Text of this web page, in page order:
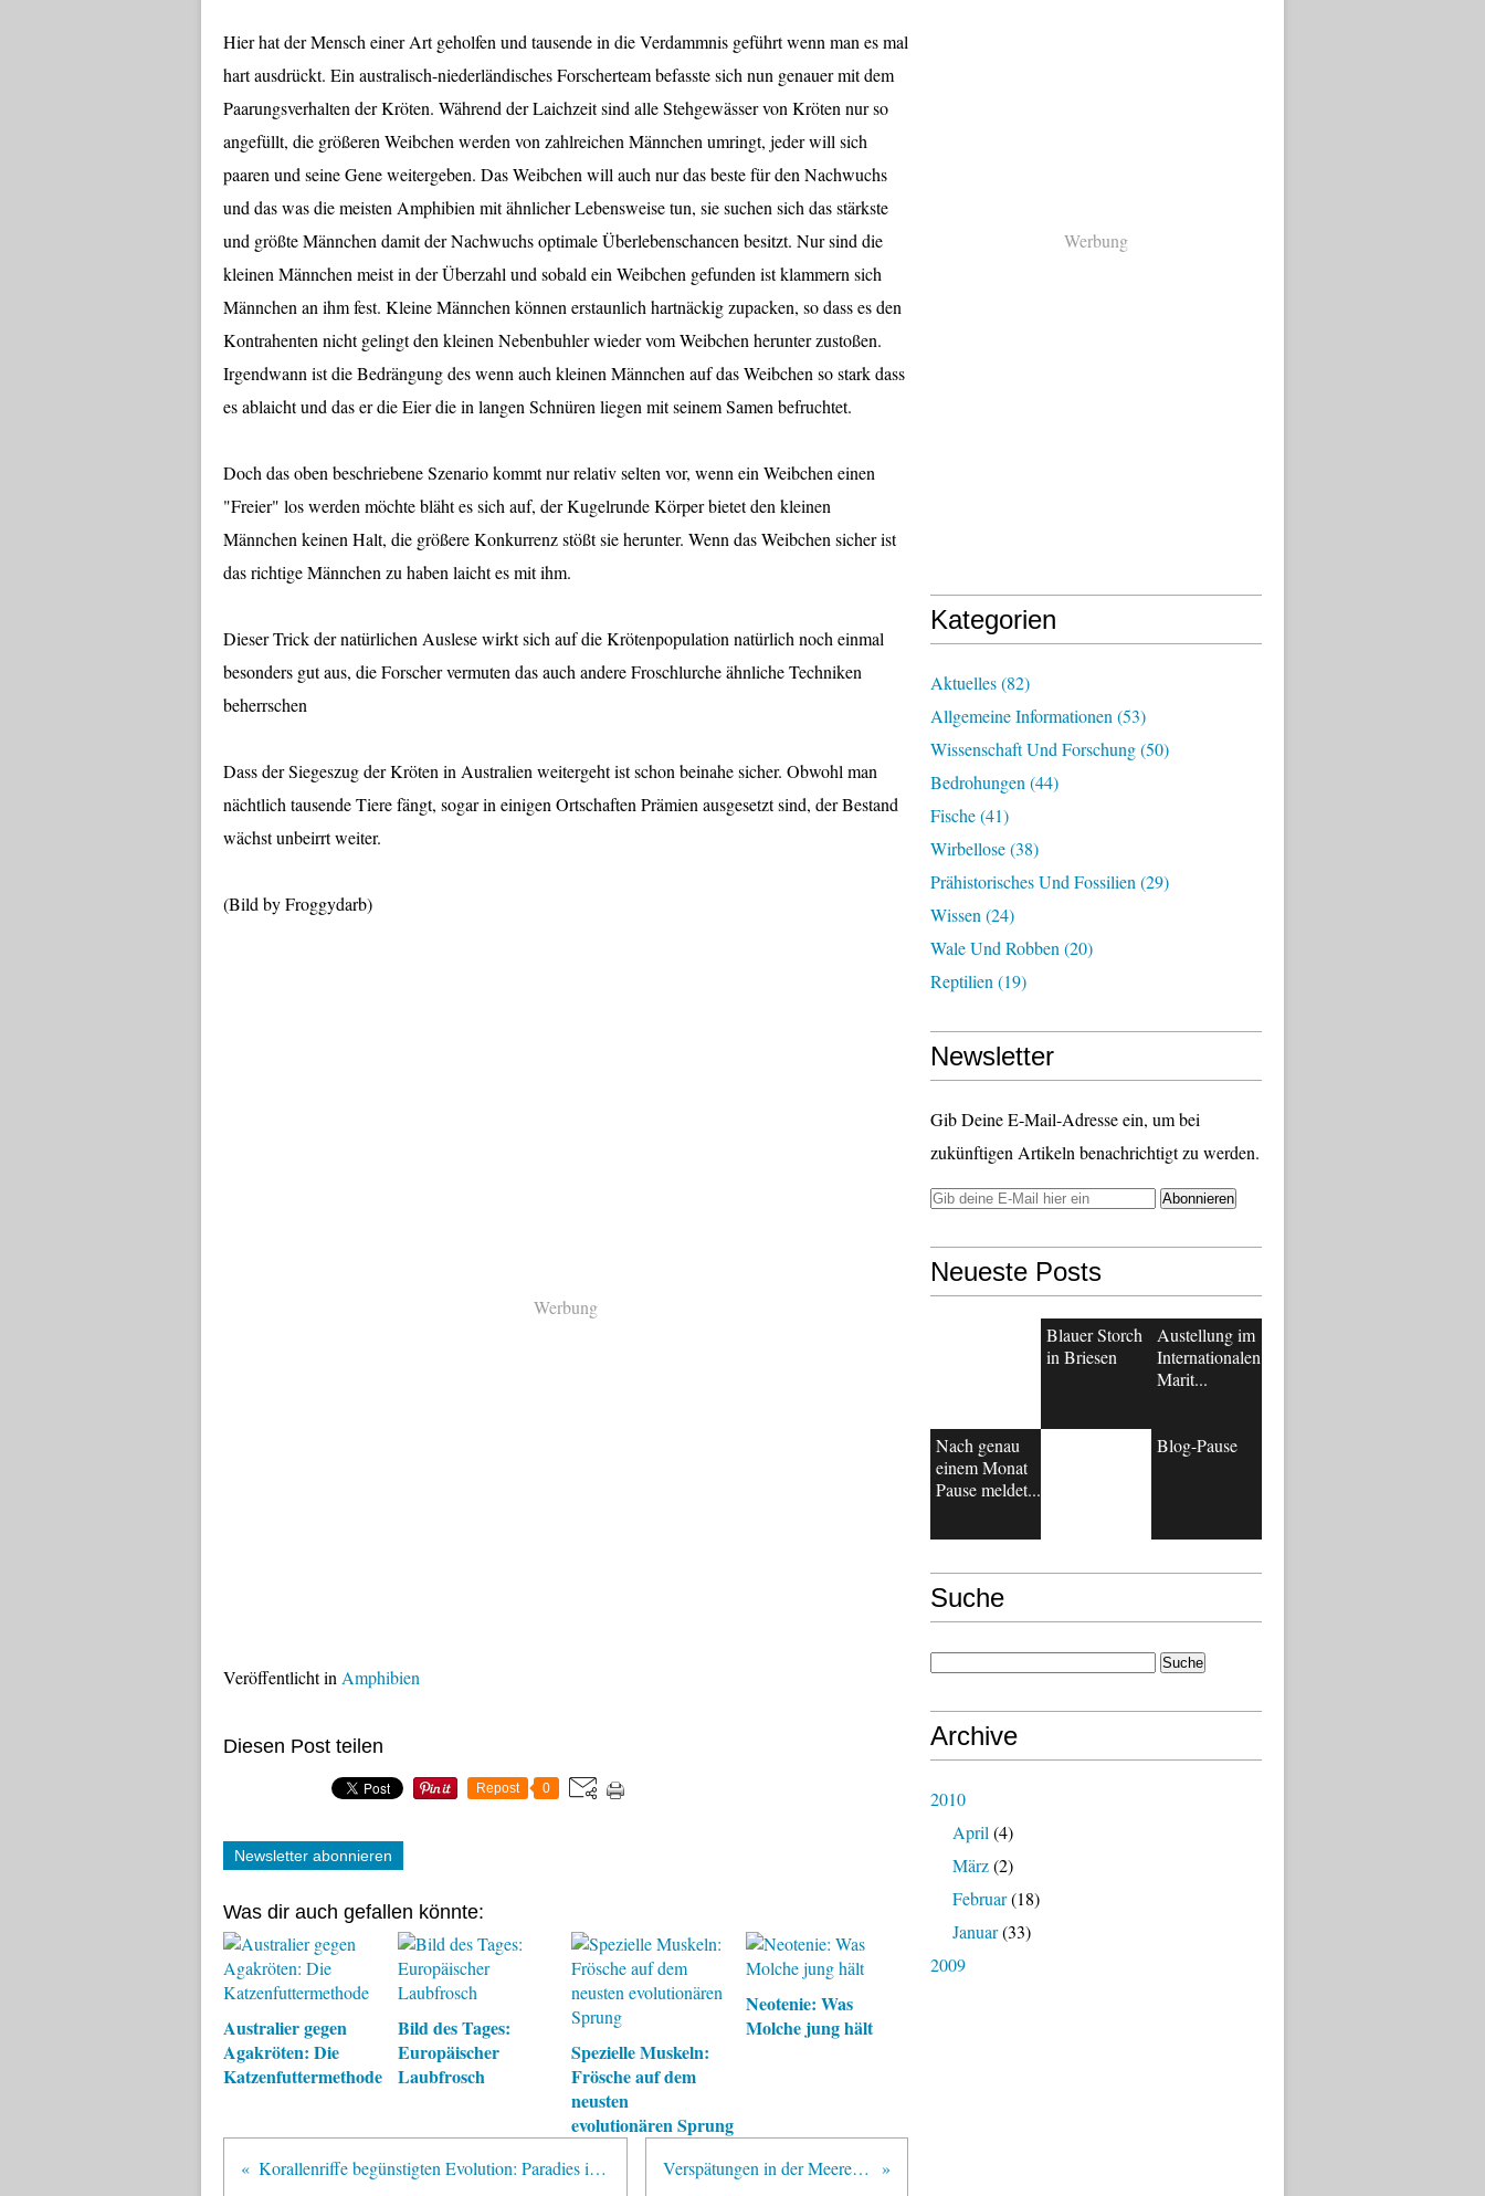
Hier hat der Mensch einer Art geholfen und tausende in die Verdammnis geführt wenn man es mal
hart ausdrückt. Ein australisch-niederländisches Forscherteam befasste sich nun genauer mit dem
Paarungsverhalten der Kröten. Während der Laichzeit sind alle Stehgewässer von Kröten nur so
angefüllt, die größeren Weibchen werden von zahlreichen Männchen umringt, jeder will sich
paaren und seine Gene weitergeben. Das Weibchen will auch nur das beste für den Nachwuchs
und das was die meisten Amphibien mit ähnlicher Lebensweise tun, sie suchen sich das stärkste
und größte Männchen damit der Nachwuchs optimale Überlebenschancen besitzt. Nur sind die
kleinen Männchen meist in der Überzahl und sobald ein Weibchen gefunden ist klammern sich
Männchen an ihm fest. Kleine Männchen können erstaunlich hartnäckig zupacken, so dass es den
Kontrahenten nicht gelingt den kleinen Nebenbuhler wieder vom Weibchen herunter zustoßen.
Irgendwann ist die Bedrängung des wenn auch kleinen Männchen auf das Weibchen so stark dass
es ablaicht und das er die Eier die in langen Schnüren liegen mit seinem Samen befruchtet.
Doch das oben beschriebene Szenario kommt nur relativ selten vor, wenn ein Weibchen einen
"Freier" los werden möchte bläht es sich auf, der Kugelrunde Körper bietet den kleinen
Männchen keinen Halt, die größere Konkurrenz stößt sie herunter. Wenn das Weibchen sicher ist
das richtige Männchen zu haben laicht es mit ihm.
Dieser Trick der natürlichen Auslese wirkt sich auf die Krötenpopulation natürlich noch einmal
besonders gut aus, die Forscher vermuten das auch andere Froschlurche ähnliche Techniken
beherrschen
Dass der Siegeszug der Kröten in Australien weitergeht ist schon beinahe sicher. Obwohl man
nächtlich tausende Tiere fängt, sogar in einigen Ortschaften Prämien ausgesetzt sind, der Bestand
wächst unbeirrt weiter.
(Bild by Froggydarb)
Werbung
Veröffentlicht in Amphibien
Diesen Post teilen
Repost 0
Newsletter abonnieren
Was dir auch gefallen könnte:
Australier gegen
Agakröten: Die
Katzenfuttermethode
Bild des Tages:
Europäischer
Laubfrosch
Spezielle Muskeln:
Frösche auf dem
neusten
evolutionären Sprung
Neotenie: Was
Molche jung hält
Korallenriffe begünstigten Evolution: Paradies in Gefahr Verspätungen in der Meeresbucht
Werbung
Kategorien
Aktuelles(82)
Allgemeine Informationen (53)
Wissenschaft Und Forschung(50)
Bedrohungen (44)
Fische(41)
Wirbellose(38)
Prähistorisches Und Fossilien (29)
Wissen (24)
Wale Und Robben (20)
Reptilien (19)
Newsletter
Gib Deine E-Mail-Adresse ein, um bei
zukünftigen Artikeln benachrichtigt zu werden.
Neueste Posts
Blauer Storch
in Briesen
Austellung im
Internationalen
Marit...
Nach genau
einem Monat
Pause meldet...
Blog-Pause
Suche
Archive
2010
April (4)
März(2)
Februar(18)
Januar(33)
2009